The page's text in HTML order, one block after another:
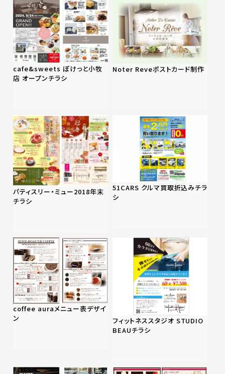
cafe&sweets ぽけっと小牧
店 オープンチラシ
Noter Reveポストカード制作
パティスリー・ミュー2018年末
チラシ
51CARS クルマ買取折込みチラ
シ
coffee auraメニュー表デザイ
ン
フィットネススタジオ STUDIO
BEAUチラシ